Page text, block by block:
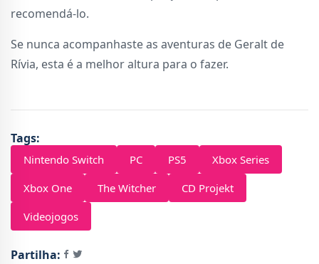
recomendá-lo.
Se nunca acompanhaste as aventuras de Geralt de
Rívia, esta é a melhor altura para o fazer.
Tags:
Nintendo Switch PC PS5
Xbox Series
Xbox One
The Witcher
CD Projekt
Videojogos
Partilha: